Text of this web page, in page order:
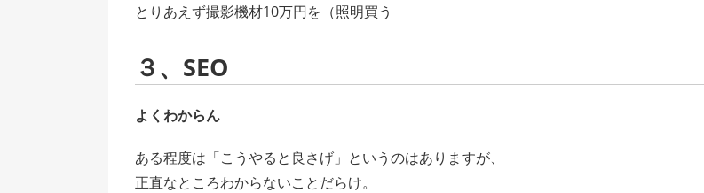
とりあえず撮影機材10万円を（照明買う
３、SEO
よくわからん
ある程度は「こうやると良さげ」というのはありますが、
正直なところわからないことだらけ。